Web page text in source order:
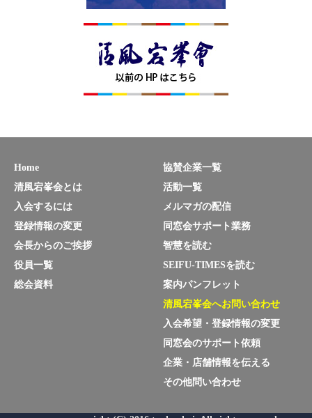
Home
清風宕峯会とは
入会するには
登録情報の変更
会長からのご挨拶
役員一覧
総会資料
協賛企業一覧
活動一覧
メルマガの配信
同窓会サポート業務
智慧を読む
SEIFU-TIMESを読む
案内パンフレット
清風宕峯会へお問い合わせ
入会希望・登録情報の変更
同窓会のサポート依頼
企業・店舗情報を伝える
その他問い合わせ